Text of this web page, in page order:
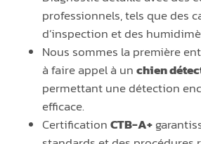
professionnels, tels que des
d’inspection et des
Nous sommes la première
à faire appel à unchien
permettant une détection
efficace.
CertificationCTB-A+